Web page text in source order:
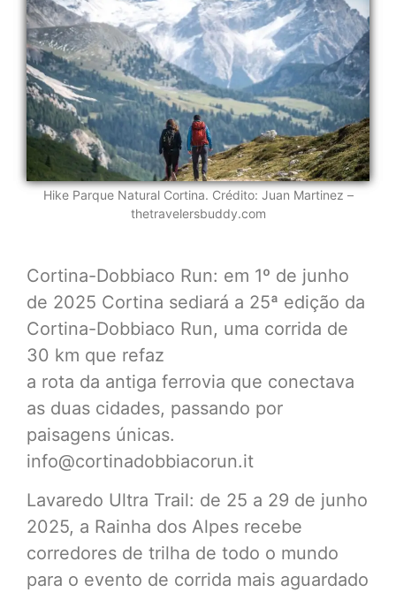
Hike Parque Natural Cortina. Crédito: Juan Martinez –
thetravelersbuddy.com
Cortina-Dobbiaco Run: em 1º de junho
de 2025 Cortina sediará a 25ª edição da
Cortina-Dobbiaco Run, uma corrida de
30 km que refaz
a rota da antiga ferrovia que conectava
as duas cidades, passando por
paisagens únicas.
info@cortinadobbiacorun.it
Lavaredo Ultra Trail: de 25 a 29 de junho
2025, a Rainha dos Alpes recebe
corredores de trilha de todo o mundo
para o evento de corrida mais aguardado